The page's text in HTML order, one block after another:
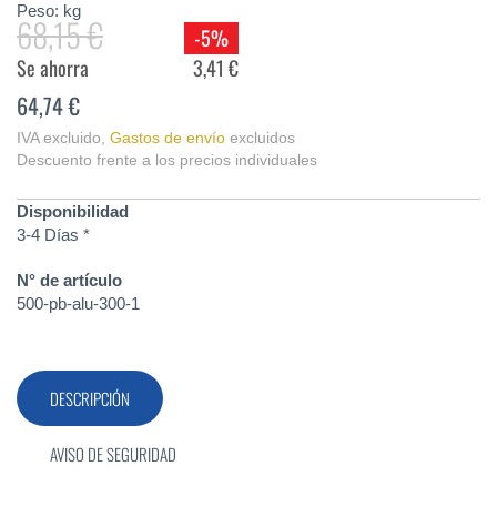
Peso: kg
68,15 €
-5%
Se ahorra
3,41 €
64,74 €
IVA excluido, Gastos de envío excluidos
Descuento frente a los precios individuales
Disponibilidad
3-4 Días *
N° de artículo
500-pb-alu-300-1
DESCRIPCIÓN
AVISO DE SEGURIDAD